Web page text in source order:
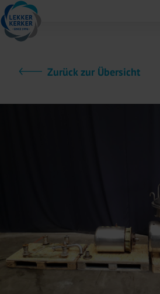
Zurück zur Übersicht